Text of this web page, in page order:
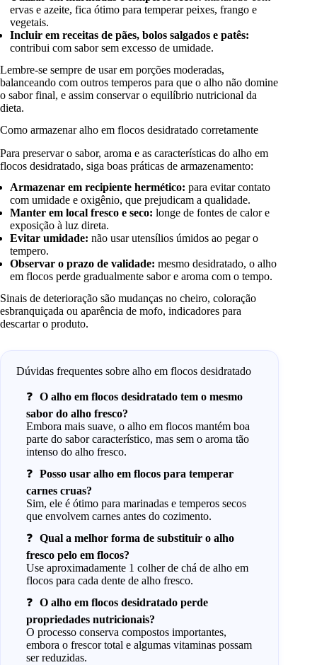
ervas e azeite, fica ótimo para temperar peixes, frango e
vegetais.
Incluir em receitas de pães, bolos salgados e patês:
contribui com sabor sem excesso de umidade.
Lembre-se sempre de usar em porções moderadas,
balanceando com outros temperos para que o alho não domine
o sabor final, e assim conservar o equilíbrio nutricional da
dieta.
Como armazenar alho em flocos desidratado corretamente
Para preservar o sabor, aroma e as características do alho em
flocos desidratado, siga boas práticas de armazenamento:
Armazenar em recipiente hermético: para evitar contato
com umidade e oxigênio, que prejudicam a qualidade.
Manter em local fresco e seco: longe de fontes de calor e
exposição à luz direta.
Evitar umidade: não usar utensílios úmidos ao pegar o
tempero.
Observar o prazo de validade: mesmo desidratado, o alho
em flocos perde gradualmente sabor e aroma com o tempo.
Sinais de deterioração são mudanças no cheiro, coloração
esbranquiçada ou aparência de mofo, indicadores para
descartar o produto.
Dúvidas frequentes sobre alho em flocos desidratado
O alho em flocos desidratado tem o mesmo
sabor do alho fresco?
Embora mais suave, o alho em flocos mantém boa
parte do sabor característico, mas sem o aroma tão
intenso do alho fresco.
Posso usar alho em flocos para temperar
carnes cruas?
Sim, ele é ótimo para marinadas e temperos secos
que envolvem carnes antes do cozimento.
Qual a melhor forma de substituir o alho
fresco pelo em flocos?
Use aproximadamente 1 colher de chá de alho em
flocos para cada dente de alho fresco.
O alho em flocos desidratado perde
propriedades nutricionais?
O processo conserva compostos importantes,
embora o frescor total e algumas vitaminas possam
ser reduzidas.